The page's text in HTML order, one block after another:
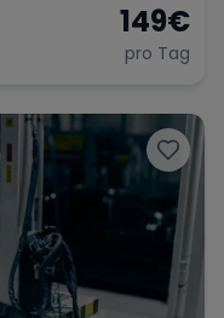
149€
pro Tag